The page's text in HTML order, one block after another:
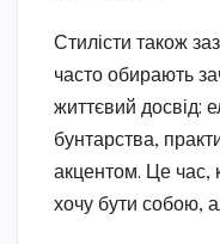
Стилісти також
часто обирають
життєвий досвід:
бунтарства,
акцентом. Це час,
хочу бути собою,